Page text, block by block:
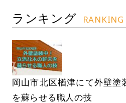
ランキング RANKING
岡山市北区楢津にて外壁塗
を蘇らせる職人の技